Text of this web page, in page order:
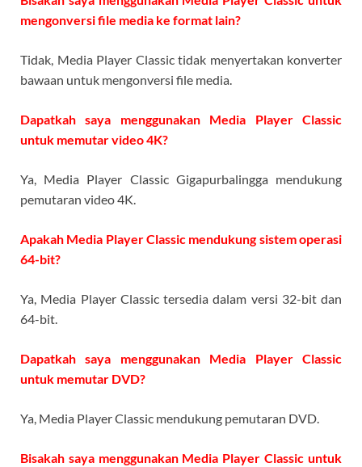
mengonversi file media ke format lain?
Tidak, Media Player Classic tidak menyertakan konverter
bawaan untuk mengonversi file media.
Dapatkah saya menggunakan Media Player Classic
untuk memutar video 4K?
Ya, Media Player Classic Gigapurbalingga mendukung
pemutaran video 4K.
Apakah Media Player Classic mendukung sistem operasi
64-bit?
Ya, Media Player Classic tersedia dalam versi 32-bit dan
64-bit.
Dapatkah saya menggunakan Media Player Classic
untuk memutar DVD?
Ya, Media Player Classic mendukung pemutaran DVD.
Bisakah saya menggunakan Media Player Classic untuk